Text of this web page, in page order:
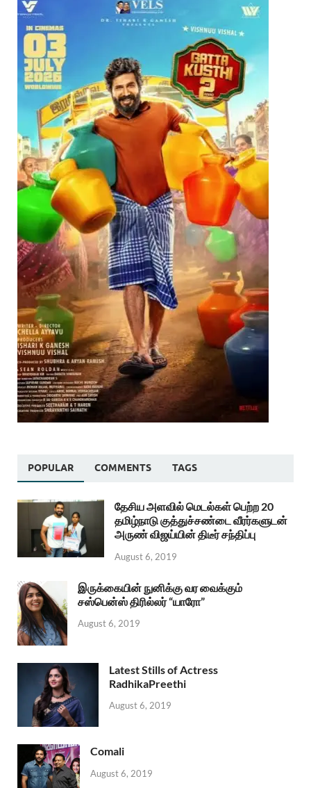
POPULAR COMMENTS TAGS
தேசிய அளவில் மெடல்கள் பெற்ற 20
தமிழ்நாடு குத்துச்சண்டை வீரர்களுடன்
அருண் விஜய்யின் திடீர் சந்திப்பு
August 6, 2019
இருக்கையின் நுனிக்கு வர வைக்கும்
சஸ்பென்ஸ் திரில்லர் “யாரோ”
August 6, 2019
Latest Stills of Actress
RadhikaPreethi
August 6, 2019
Comali
August 6, 2019